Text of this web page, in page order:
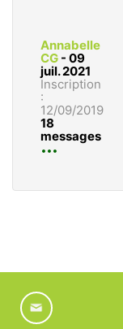
Annabelle
CG - 09
juil. 2021
Inscription
:
12/09/2019
18
messages